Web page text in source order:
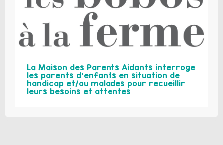
La Maison des Parents Aidants interroge
les parents d’enfants en situation de
handicap et/ou malades pour recueillir
leurs besoins et attentes